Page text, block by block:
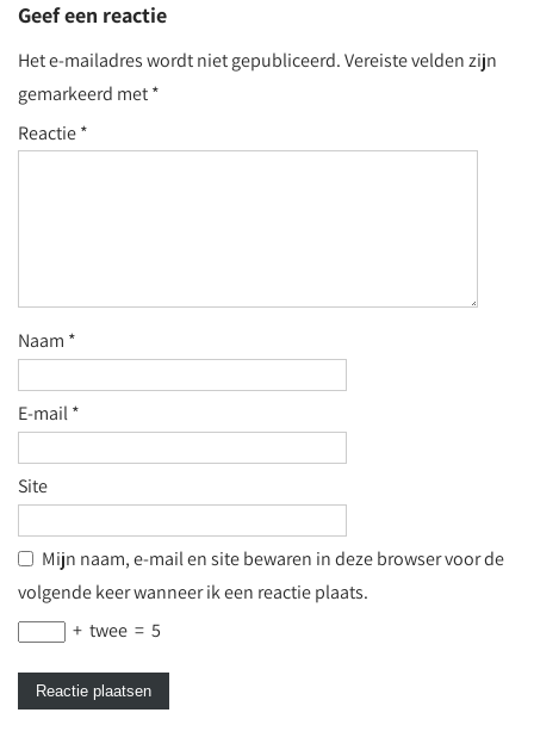
Geef een reactie
Het e-mailadres wordt niet gepubliceerd.Vereiste velden zijn
gemarkeerd met*
Reactie*
Naam *
E-mail*
Site
Mijn naam, e-mail en site bewaren in deze browser voor de
volgende keer wanneer ik een reactie plaats.
+ twee = 5